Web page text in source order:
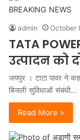
admin October
TATA
उत्पादन को
जयपुर । टाटा पावर ने
बिजली सुविधाओं संबंधी…
Read More »